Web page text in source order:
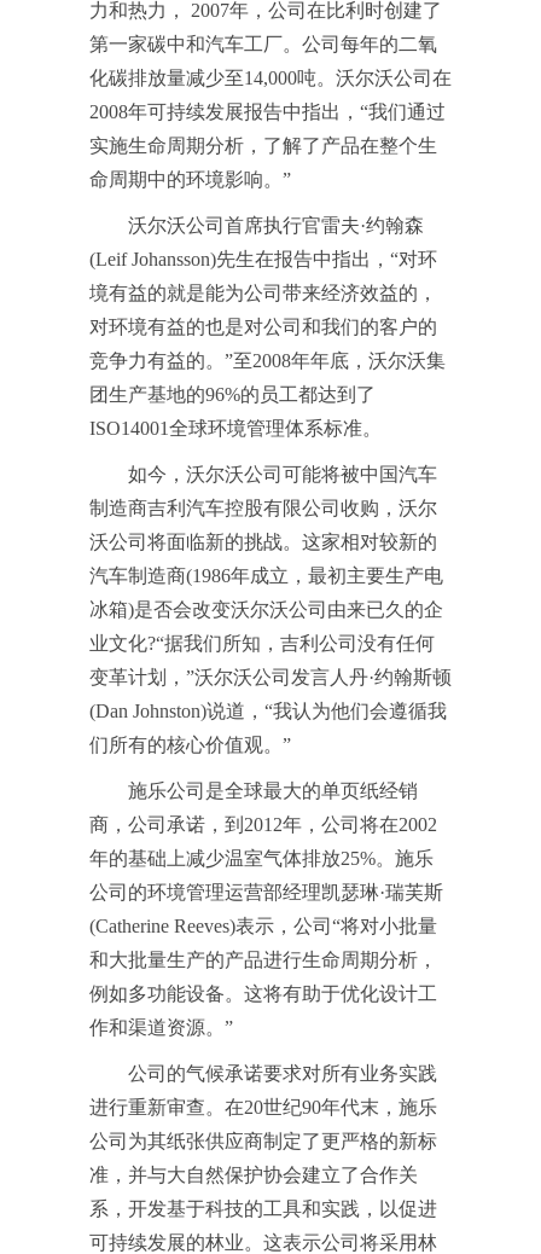
力和热力， 2007年，公司在比利时创建了
第一家碳中和汽车工厂。公司每年的二氧
化碳排放量减少至14,000吨。沃尔沃公司在
2008年可持续发展报告中指出，“我们通过
实施生命周期分析，了解了产品在整个生
命周期中的环境影响。”
沃尔沃公司首席执行官雷夫·约翰森
(Leif Johansson)先生在报告中指出，“对环
境有益的就是能为公司带来经济效益的，
对环境有益的也是对公司和我们的客户的
竞争力有益的。”至2008年年底，沃尔沃集
团生产基地的96%的员工都达到了
ISO14001全球环境管理体系标准。
如今，沃尔沃公司可能将被中国汽车
制造商吉利汽车控股有限公司收购，沃尔
沃公司将面临新的挑战。这家相对较新的
汽车制造商(1986年成立，最初主要生产电
冰箱)是否会改变沃尔沃公司由来已久的企
业文化?“据我们所知，吉利公司没有任何
变革计划，”沃尔沃公司发言人丹·约翰斯顿
(Dan Johnston)说道，“我认为他们会遵循我
们所有的核心价值观。”
施乐公司是全球最大的单页纸经销
商，公司承诺，到2012年，公司将在2002
年的基础上减少温室气体排放25%。施乐
公司的环境管理运营部经理凯瑟琳·瑞芙斯
(Catherine Reeves)表示，公司“将对小批量
和大批量生产的产品进行生命周期分析，
例如多功能设备。这将有助于优化设计工
作和渠道资源。”
公司的气候承诺要求对所有业务实践
进行重新审查。在20世纪90年代末，施乐
公司为其纸张供应商制定了更严格的新标
准，并与大自然保护协会建立了合作关
系，开发基于科技的工具和实践，以促进
可持续发展的林业。这表示公司将采用林